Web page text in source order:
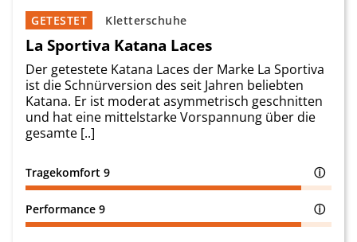
Kletterschuhe
GETESTET
La Sportiva Katana Laces
Der getestete Katana Laces der Marke La Sportiva
ist die Schnürversion des seit Jahren beliebten
Katana. Er ist moderat asymmetrisch geschnitten
und hat eine mittelstarke Vorspannung über die
gesamte [..]
Tragekomfort 9 ⓘ
Performance 9 ⓘ